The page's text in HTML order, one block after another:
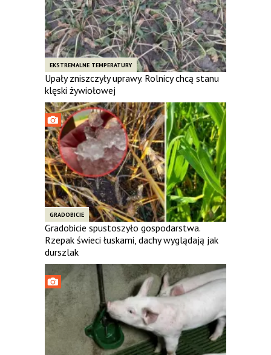
EKSTREMALNE TEMPERATURY
Upały zniszczyły uprawy. Rolnicy chcą stanu
klęski żywiołowej
GRADOBICIE
Gradobicie spustoszyło gospodarstwa.
Rzepak świeci łuskami, dachy wyglądają jak
durszlak